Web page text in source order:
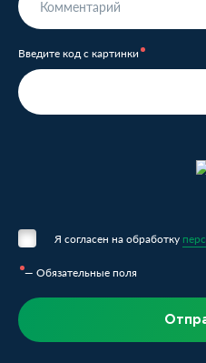
Введите код с картинки
Я согласен на обработку
— Обязательные поля